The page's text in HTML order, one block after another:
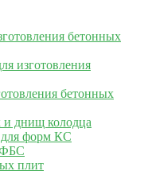
бетонных
изготовления
бетонных
днищ колодца
для форм КС
ФБС
плит